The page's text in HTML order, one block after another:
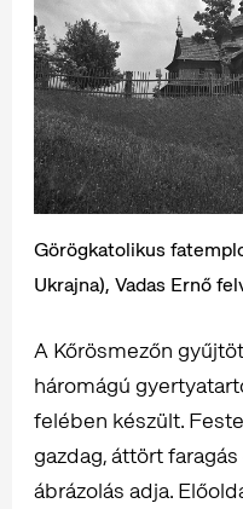
Görögkatolikus
Ukrajna), Vadas Ernő
A Kőrösmezőn
háromágú
felében készült.
gazdag, áttört
ábrázolás adja.